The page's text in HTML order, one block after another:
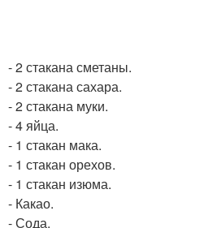
- 2 стакана сметаны.
- 2 стакана сахара.
- 2 стакана муки.
- 4 яйца.
- 1 стакан мака.
- 1 стакан орехов.
- 1 стакан изюма.
- Какао.
- Сода.